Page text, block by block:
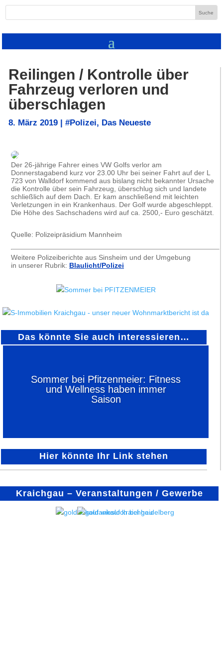
Reilingen / Kontrolle über
Fahrzeug verloren und
überschlagen
8. März 2019 | #Polizei, Das Neueste
Der 26-jährige Fahrer eines VW Golfs verlor am
Donnerstagabend kurz vor 23.00 Uhr bei seiner Fahrt auf der L
723 von Walldorf kommend aus bislang nicht bekannter Ursache
die Kontrolle über sein Fahrzeug, überschlug sich und landete
schließlich auf dem Dach. Er kam anschließend mit leichten
Verletzungen in ein Krankenhaus. Der Golf wurde abgeschleppt.
Die Höhe des Sachschadens wird auf ca. 2500,- Euro geschätzt.
Quelle: Polizeipräsidium Mannheim
Weitere Polizeiberichte aus Sinsheim und der Umgebung
in unserer Rubrik: Blaulicht/Polizei
Das könnte Sie auch interessieren…
Sommer bei Pfitzenmeier: Fitness
und Wellness haben immer
Saison
Hier könnte Ihr Link stehen
Kraichgau – Veranstaltungen / Gewerbe